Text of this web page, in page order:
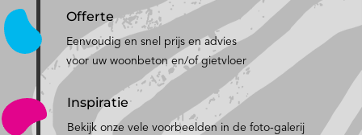
Offerte
Eenvoudig en snel prijs en advies
voor uw woonbeton en/of gietvloer
Inspiratie
Bekijk onze vele voorbeelden in de foto-galerij